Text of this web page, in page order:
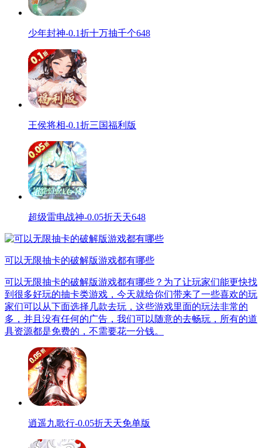
少年封神-0.1折十万抽千个648
王侯将相-0.1折三国福利版
超级雷电战神-0.05折天天648
可以无限抽卡的破解版游戏都有哪些
可以无限抽卡的破解版游戏都有哪些？为了让玩家们能更快找
到很多好玩的抽卡类游戏，今天就给你们带来了一些喜欢的玩
家们可以从下面选择几款去玩，这些游戏里面的玩法非常的
多，并且没有任何的广告，我们可以随意的去畅玩，所有的道
具资源都是免费的，不需要花一分钱。
逍遥九歌行-0.05折天天免单版